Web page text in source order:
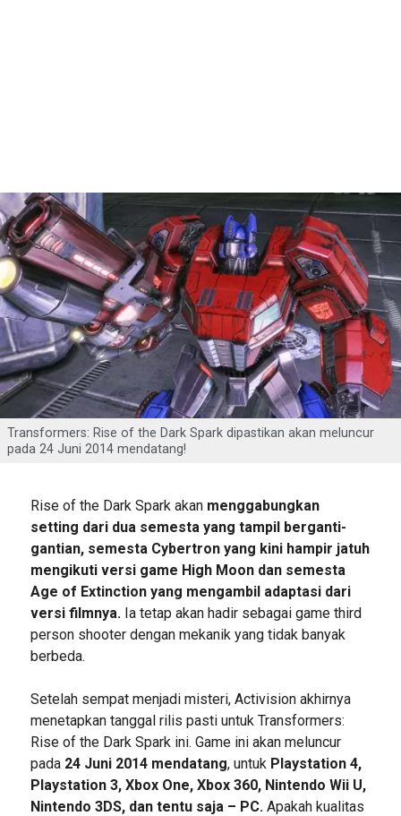
Transformers: Rise of the Dark Spark dipastikan akan meluncur
pada 24 Juni 2014 mendatang!
Rise of the Dark Spark akan menggabungkan
setting dari dua semesta yang tampil berganti-
gantian, semesta Cybertron yang kini hampir jatuh
mengikuti versi game High Moon dan semesta
Age of Extinction yang mengambil adaptasi dari
versi filmnya.Ia tetap akan hadir sebagai game third
person shooter dengan mekanik yang tidak banyak
berbeda.
Setelah sempat menjadi misteri, Activision akhirnya
menetapkan tanggal rilis pasti untuk Transformers:
Rise of the Dark Spark ini. Game ini akan meluncur
pada 24 Juni 2014 mendatang, untukPlaystation 4,
Playstation 3, Xbox One, Xbox 360, Nintendo Wii U,
Nintendo 3DS, dan tentu saja – PC.Apakah kualitas